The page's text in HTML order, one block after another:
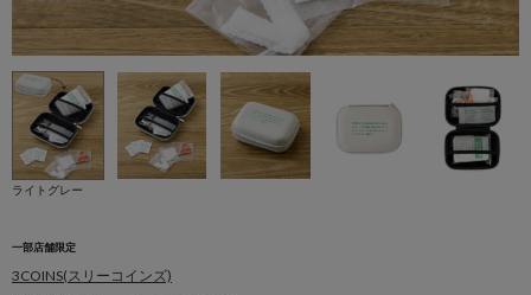
ライトグレー
一部店舗限定
3COINS(スリーコインズ)